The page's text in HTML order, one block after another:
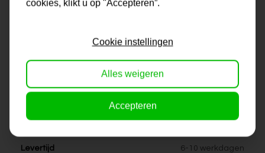
geel, wit, groen, blauw, rose,
paars
Levertijd 6-10 werkdagen
cookies, klikt u op "Accepteren”.
Cookie instellingen
Alles weigeren
Accepteren